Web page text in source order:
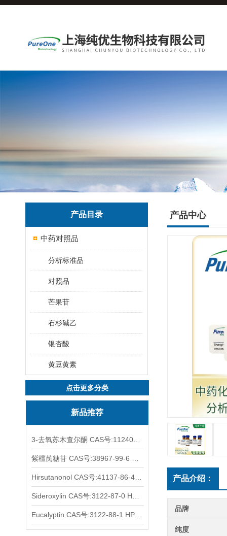
产品目录
中药对照品
分析标准品
对照品
芒果苷
石杉碱乙
银杏酸
黄豆黄素
点击更多分类
新品推荐
产品中心
产品介绍：
品牌
纯度